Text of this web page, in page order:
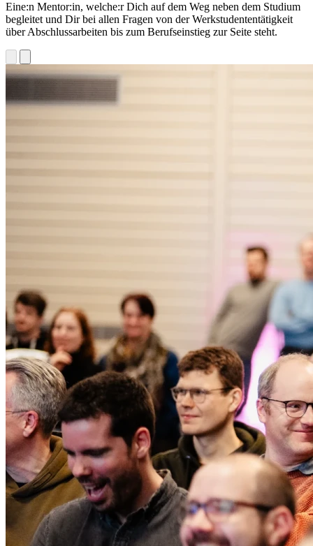
Eine:n Mentor:in, welche:r Dich auf dem Weg neben dem Studium
begleitet und Dir bei allen Fragen von der Werkstudententätigkeit
über Abschlussarbeiten bis zum Berufseinstieg zur Seite steht.